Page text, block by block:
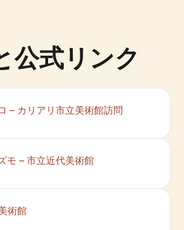
公式リンク
– カリアリ市立美術館訪問
モ – 市立近代美術館
術館